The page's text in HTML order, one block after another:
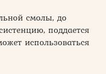
смолы, до
поддается
использоваться